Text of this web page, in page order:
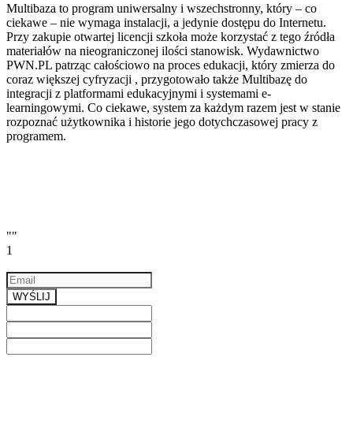
Multibaza to program uniwersalny i wszechstronny, który – co
ciekawe – nie wymaga instalacji, a jedynie dostępu do Internetu.
Przy zakupie otwartej licencji szkoła może korzystać z tego źródła
materiałów na nieograniczonej ilości stanowisk. Wydawnictwo
PWN.PL patrząc całościowo na proces edukacji, który zmierza do
coraz większej cyfryzacji , przygotowało także Multibazę do
integracji z platformami edukacyjnymi i systemami e-
learningowymi. Co ciekawe, system za każdym razem jest w stanie
rozpoznać użytkownika i historie jego dotychczasowej pracy z
programem.
""
1
WYŚLIJ